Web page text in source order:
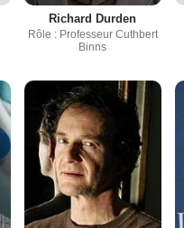
Richard Durden
Rôle : Professeur Cuthbert
Binns